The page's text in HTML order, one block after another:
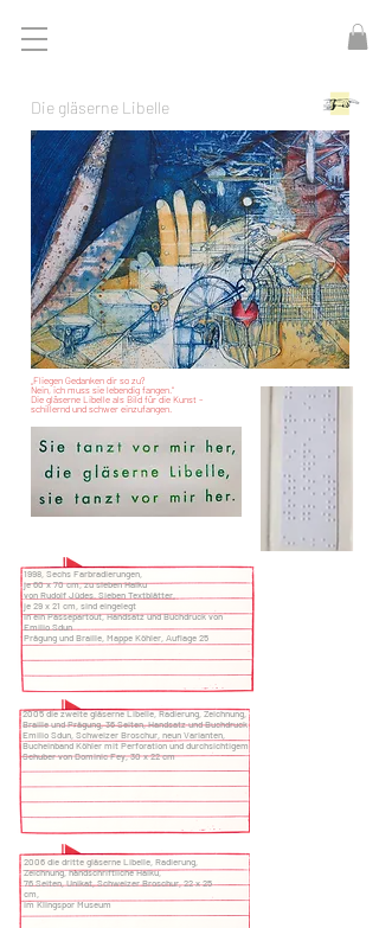
Die gläserne Libelle
„Fliegen Gedanken dir so zu?
Nein, ich muss sie lebendig fangen.“
Die gläserne Libelle als Bild für die Kunst –
schillernd und schwer einzufangen.
1998, Sechs Farbradierungen,
je 60 x 70 cm, zu sieben Haiku
von Rudolf Jüdes. Sieben Textblätter,
je 29 x 21 cm, sind eingelegt
in ein Passepartout, Handsatz und Buchdruck von
Emilio Sdun
Prägung und Braille, Mappe Köhler, Auflage 25
2005 die zweite gläserne Libelle, Radierung, Zeichnung,
Braille und Prägung, 36 Seiten, Handsatz und Buchdruck
Emilio Sdun, Schweizer Broschur, neun Varianten,
Bucheinband Köhler mit Perforation und durchsichtigem
Schuber von Dominic Fey, 30 x 22 cm
2006 die dritte gläserne Libelle, Radierung,
Zeichnung, handschriftliche Haiku,
76 Seiten, Unikat, Schweizer Broschur, 22 x 25
cm,
im Klingspor Museum